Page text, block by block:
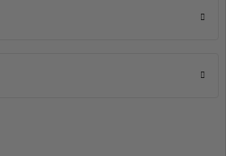
uygun bir seçenek bulmanızı sağlar. Farklı
bu da yaratıcılığınıza ve projelerinizin